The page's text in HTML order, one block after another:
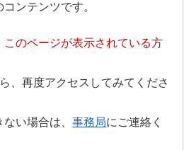
ンテンツです。
このページが表示されている方
、再度アクセスしてみてくださ
ない場合は、事務局にご連絡く